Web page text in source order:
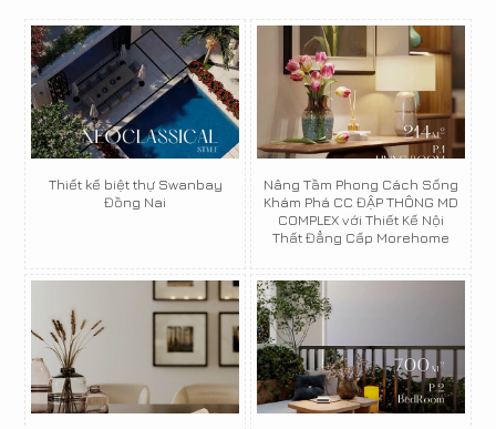
Thiết kế biệt thự Swanbay
Đồng Nai
Nâng Tầm Phong Cách Sống
Khám Phá CC ĐẬP THÔNG MD
COMPLEX với Thiết Kế Nội
Thất Đẳng Cấp Morehome